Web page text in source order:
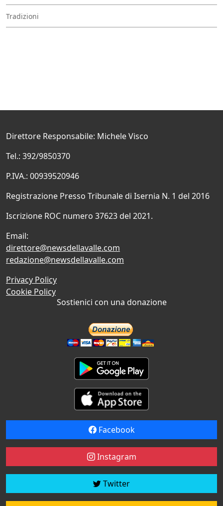
Tradizioni
Direttore Responsabile: Michele Visco
Tel.: 392/9850370
P.IVA.: 00939520946
Registrazione Presso Tribunale di Isernia N. 1 del 2016
Iscrizione ROC numero 37623 del 2021.
Email:
direttore@newsdellavalle.com
redazione@newsdellavalle.com
Privacy Policy
Cookie Policy
Sostienici con una donazione
Facebook
Instagram
Twitter